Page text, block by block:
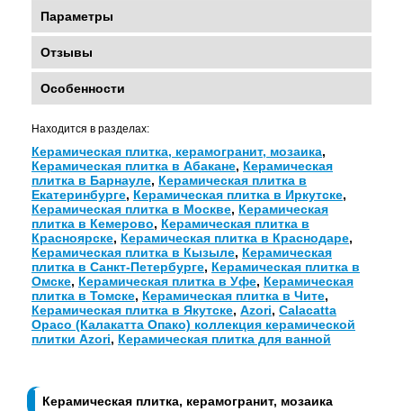
Керамическая плитка, керамогранит, мозаика
Параметры
Отзывы
Особенности
Находится в разделах:
Керамическая плитка, керамогранит, мозаика,
Керамическая плитка в Абакане, Керамическая
плитка в Барнауле, Керамическая плитка в
Екатеринбурге, Керамическая плитка в Иркутске,
Керамическая плитка в Москве, Керамическая
плитка в Кемерово, Керамическая плитка в
Красноярске, Керамическая плитка в Краснодаре,
Керамическая плитка в Кызыле, Керамическая
плитка в Санкт-Петербурге, Керамическая плитка в
Омске, Керамическая плитка в Уфе, Керамическая
плитка в Томске, Керамическая плитка в Чите,
Керамическая плитка в Якутске, Azori, Calacatta
Opaco (Калакатта Опако) коллекция керамической
плитки Azori, Керамическая плитка для ванной